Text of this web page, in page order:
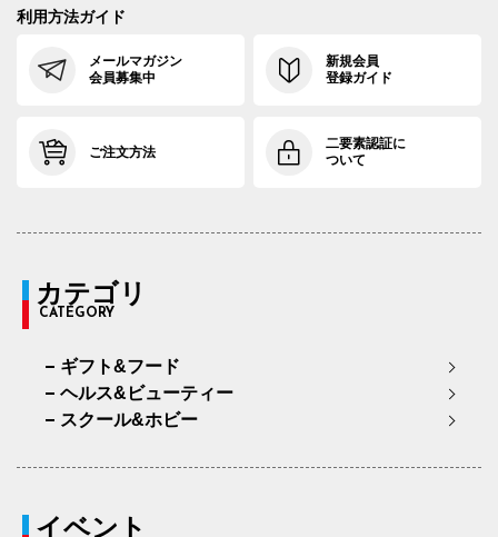
利用方法ガイド
メールマガジン
会員募集中
新規会員
登録ガイド
ご注文方法
二要素認証に
ついて
カテゴリ
CATEGORY
ギフト&フード
ヘルス&ビューティー
スクール&ホビー
イベント